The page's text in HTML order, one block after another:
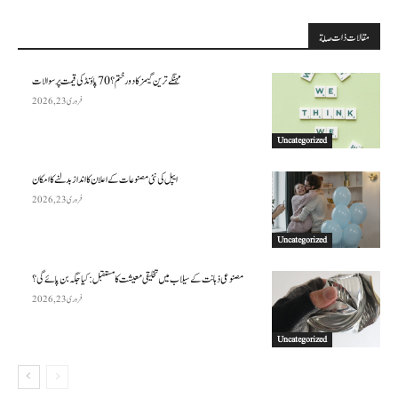
مقالات ذات صلة
Uncategorized
مہنگے ترین گیمز کا دور ختم؟ 70 پاؤنڈ کی قیمت پر سوالات
فروری 23, 2026
Uncategorized
ایپل کی نئی مصنوعات کے اعلان کا انداز بدلنے کا امکان
فروری 23, 2026
Uncategorized
مصنوعی ذہانت کے سیلاب میں تخلیقی معیشت کا مستقبل: کیا جگہ بن پائے گی؟
فروری 23, 2026